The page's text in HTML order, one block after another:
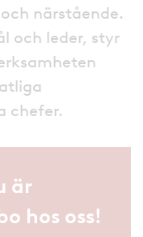
närstående.
och leder, styr
chefer.
är
hos oss!